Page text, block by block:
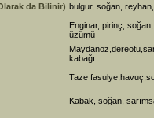
da Bilinir) bulgur, soğan,
Enginar, pirinç,
üzümü
kabağı
Taze
Kabak, soğan,